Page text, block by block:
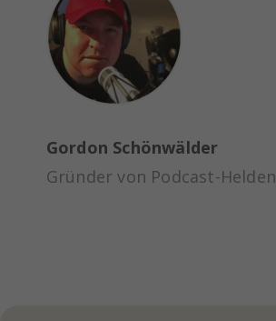
Gordon Schönwälder
Gründer von Podcast-Helden